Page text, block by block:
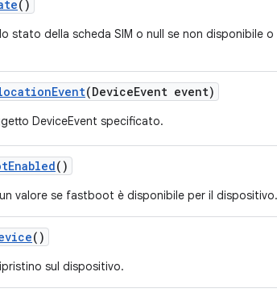
()
stato della scheda SIM o null se non disponibile
Event(DeviceEvent event)
DeviceEvent specificato.
Enabled()
valore se fastboot è disponibile per il dispositivo.
()
sul dispositivo.